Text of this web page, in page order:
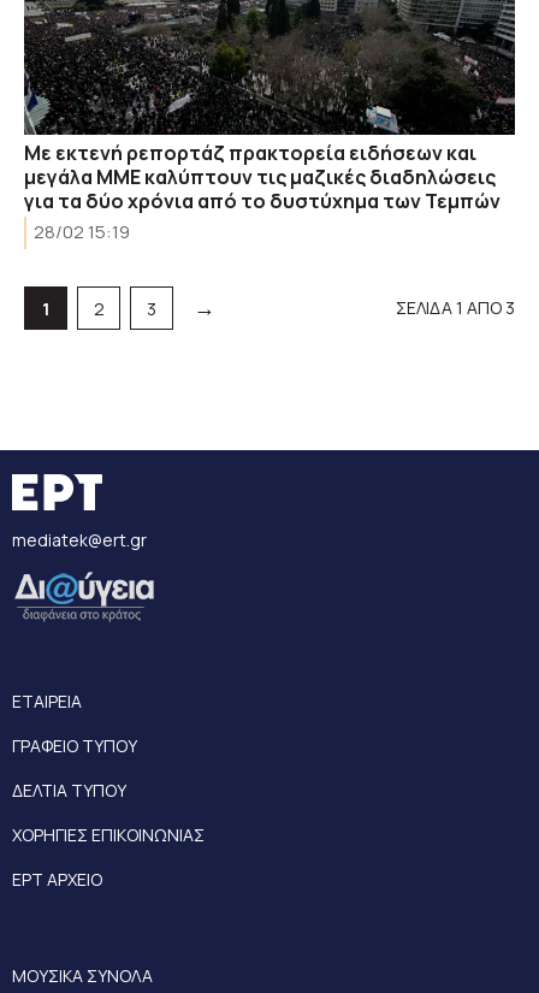
Με εκτενή ρεπορτάζ πρακτορεία ειδήσεων και
μεγάλα ΜΜΕ καλύπτουν τις μαζικές διαδηλώσεις
για τα δύο χρόνια από το δυστύχημα των Τεμπών
28/02 15:19
Σελίδα
1 Σελίδα
2 Σελίδα
3 → ΣΕΛΙΔΑ 1 ΑΠΟ 3
mediatek@ert.gr
ΕΤΑΙΡΕΙΑ
ΓΡΑΦΕΙΟ ΤΥΠΟΥ
ΔΕΛΤΙΑ ΤΥΠΟΥ
ΧΟΡΗΓΙΕΣ ΕΠΙΚΟΙΝΩΝΙΑΣ
ΕΡΤ ΑΡΧΕΙΟ
ΜΟΥΣΙΚΑ ΣΥΝΟΛΑ